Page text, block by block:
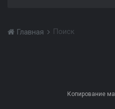
Главная Поиск
Копирование